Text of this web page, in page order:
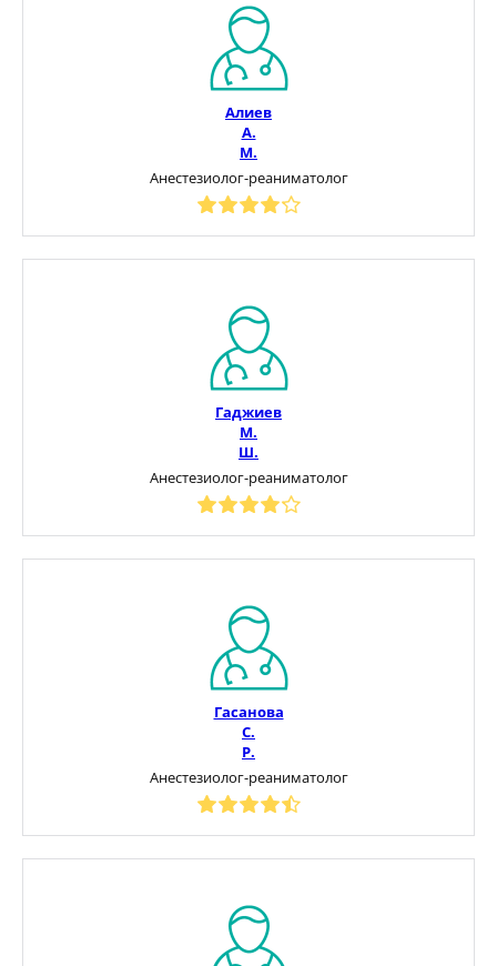
Алиев
А.
М.
Анестезиолог-реаниматолог
Гаджиев
М.
Ш.
Анестезиолог-реаниматолог
Гасанова
С.
Р.
Анестезиолог-реаниматолог